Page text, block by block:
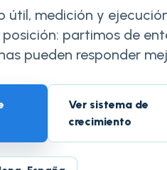
útil, medición y
partimos de
pueden responder
Ver sistema de
crecimiento